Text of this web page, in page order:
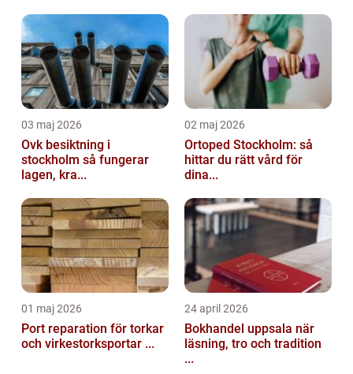
03 maj 2026
Ovk besiktning i
stockholm så fungerar
lagen, kra...
02 maj 2026
Ortoped Stockholm: så
hittar du rätt vård för
dina...
01 maj 2026
Port reparation för torkar
och virkestorksportar ...
24 april 2026
Bokhandel uppsala när
läsning, tro och tradition
...